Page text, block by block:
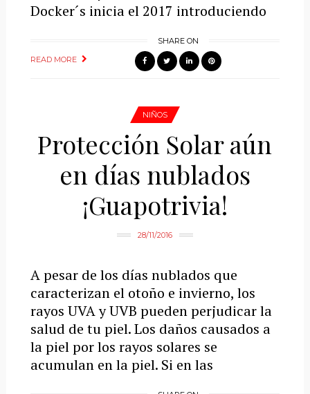
Docker´s inicia el 2017 introduciendo
READ MORE
SHARE ON
NIÑOS
Protección Solar aún
en días nublados
¡Guapotrivia!
28/11/2016
A pesar de los días nublados que
caracterizan el otoño e invierno, los
rayos UVA y UVB pueden perjudicar la
salud de tu piel. Los daños causados a
la piel por los rayos solares se
acumulan en la piel. Si en las